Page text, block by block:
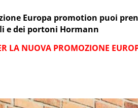
Europa promotion puoi
e dei portoni Hormann
LA NUOVA PROMOZIONE